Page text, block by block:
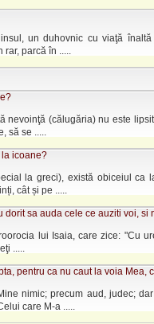
un duhovnic cu viaţă
rar, parcă în .....
nevoinţă (călugăria) nu este
să se .....
la icoane?
la greci), există obiceiul ca
cât și pe .....
dorit sa auda cele ce auziti voi, si
lui Isaia, care zice: "Cu
.....
pentru ca nu caut la voia Mea,
nimic; precum aud, judec;
care M-a .....